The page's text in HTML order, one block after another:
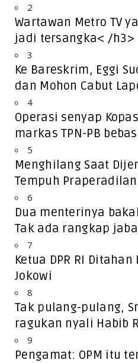
2
Wartawan Metro TV
jadi tersangka< /h3>
3
Ke Bareskrim, Eggi
dan Mohon Cabut
4
Operasi senyap
markas TPN-PB
5
Menghilang Saat
Tempuh
6
Dua menterinya
Tak ada rangkap
7
Ketua DPR RI
Jokowi
8
Tak pulang-pulang,
ragukan nyali Habib
9
Pengamat: OPM itu